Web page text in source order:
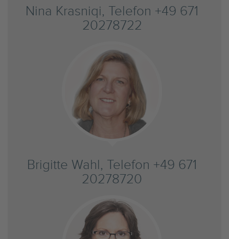
Nina Krasniqi, Telefon +49 671
20278722
Brigitte Wahl, Telefon +49 671
20278720